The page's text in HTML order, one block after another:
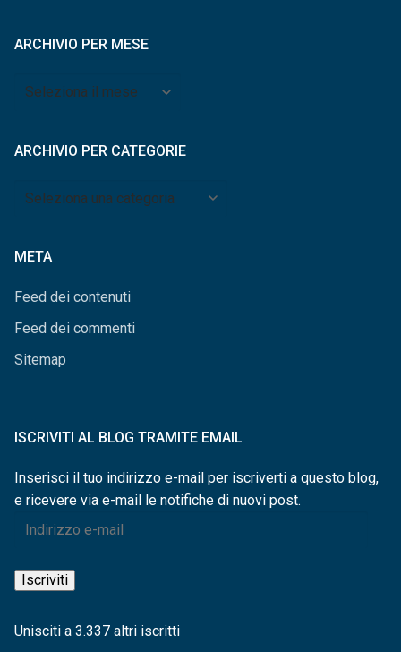
ARCHIVIO PER MESE
Archivio
ARCHIVIO PER CATEGORIE
Archivio
META
Feed dei contenuti
Feed dei commenti
Sitemap
ISCRIVITI AL BLOG TRAMITE EMAIL
Inserisci il tuo indirizzo e-mail per iscriverti a questo blog,
e ricevere via e-mail le notifiche di nuovi post.
Indirizzo
mail
Iscriviti
Unisciti a 3.337 altri iscritti